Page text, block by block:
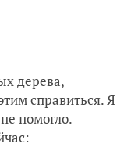
дерева,
справиться. Я
помогло.